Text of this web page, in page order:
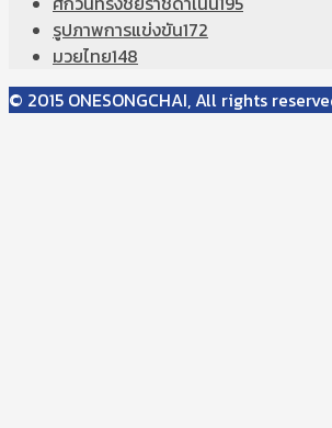
รูปภาพการแข่งขัน172
มวยไทย148
© 2015 ONESONGCHAI, All rights